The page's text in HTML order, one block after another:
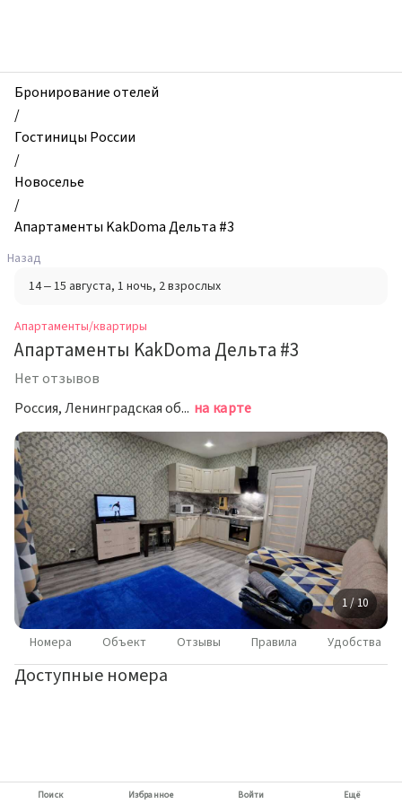
и
квартиры,
Апартаменты
KakDoma
Дельта
#3,
Новоселье,
Россия
Бронирование отелей
/
Гостиницы России
/
Новоселье
/
Апартаменты KakDoma Дельта #3
Назад
14 – 15 августа, 1 ночь, 2 взрослых
Апартаменты/квартиры
Апартаменты KakDoma Дельта #3
Нет отзывов
Россия, Ленинградская область, Ломоносовский район, Аннинское городское поселение, городской посёлок Новоселье, Центральная улица, 8к1 на карте
1 / 10
Номера Объект Отзывы Правила Удобства
Доступные номера
Поиск Избранное Войти Ещё